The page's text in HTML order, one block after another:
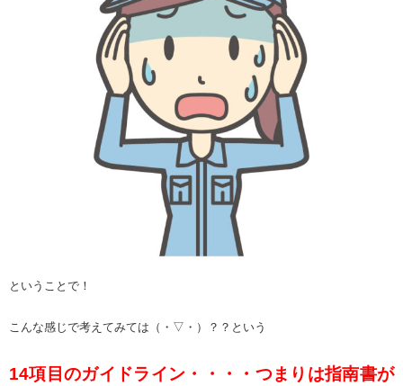
ということで！
こんな感じで考えてみては（・▽・）？？という
14項目のガイドライン・・・・つまりは指南書が